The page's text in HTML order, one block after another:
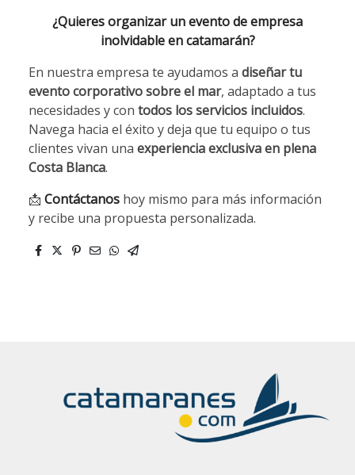
¿Quieres organizar un evento de empresa
inolvidable en catamarán?
En nuestra empresa te ayudamos a diseñar tu
evento corporativo sobre el mar, adaptado a tus
necesidades y con todos los servicios incluidos.
Navega hacia el éxito y deja que tu equipo o tus
clientes vivan una experiencia exclusiva en plena
Costa Blanca.
📩 Contáctanos hoy mismo para más información
y recibe una propuesta personalizada.